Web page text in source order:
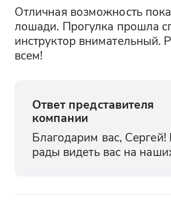
Отличная возможность
лошади. Прогулка прошла
инструктор внимательный.
всем!
Ответ представителя
компании
Благодарим вас,
рады видеть вас на